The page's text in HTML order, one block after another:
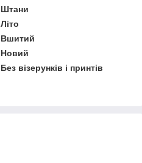
Штани
Літо
Вшитий
Новий
Без візерунків і принтів